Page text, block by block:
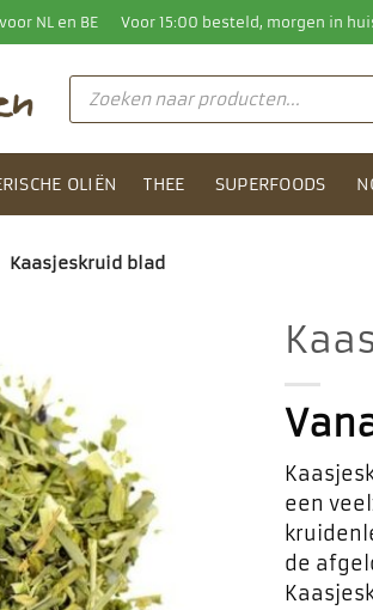
NL en BE Voor 15:00 besteld, morgen in
Producten
zoeken
OLIËN THEE SUPERFOODS
Kaasjeskruid blad
een
de